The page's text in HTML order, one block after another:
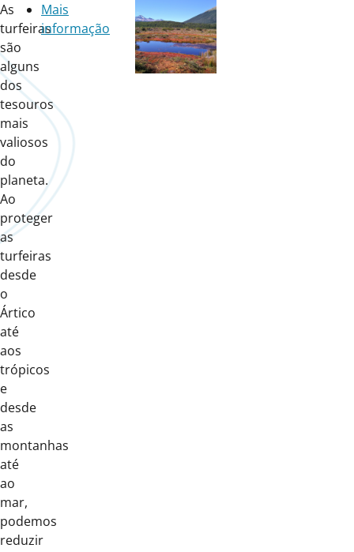
As
turfeiras
são
alguns
dos
tesouros
mais
valiosos
do
planeta.
Ao
proteger
as
turfeiras
desde
o
Ártico
até
aos
trópicos
e
desde
as
montanhas
até
ao
mar,
podemos
reduzir
Mais
informação